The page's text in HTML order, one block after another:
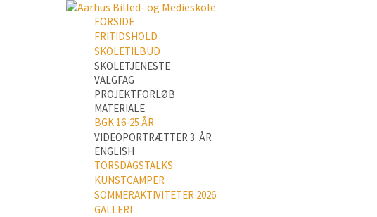
FORSIDE
FRITIDSHOLD
SKOLETILBUD
SKOLETJENESTE
VALGFAG
PROJEKTFORLØB
MATERIALE
BGK 16-25 ÅR
VIDEOPORTRÆTTER 3. ÅR
ENGLISH
TORSDAGSTALKS
KUNSTCAMPER
SOMMERAKTIVITETER 2026
GALLERI